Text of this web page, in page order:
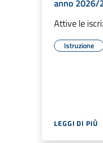
anno 2026/
Attive le
Istruzione
LEGGI DI PIÙ